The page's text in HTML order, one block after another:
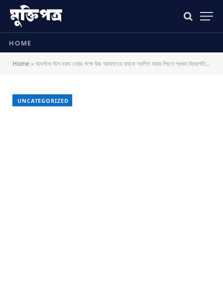
HOME
Home »আদর্শকে স্টল বরাদ্দ দেয়ার পক্ষে উচ্চ আদালতের রায়কে স্থগিত করার পিছনে প্রধান বিচারপতির এ কেমন ভূমিকা?
UNCATEGORIZED